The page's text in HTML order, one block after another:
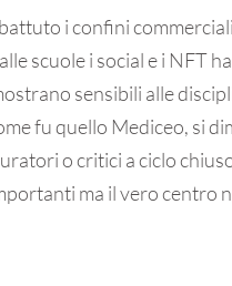
i confini
scuole i social e i NFT
sensibili alle
fu quello Mediceo, si
o critici a ciclo
ma il vero centro